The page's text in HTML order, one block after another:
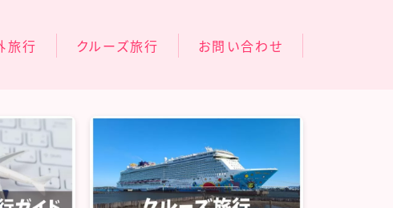
旅行
ンド旅行
旅行
旅行
クルーズ旅行
コスタフォーチュナ
お問い合わせ